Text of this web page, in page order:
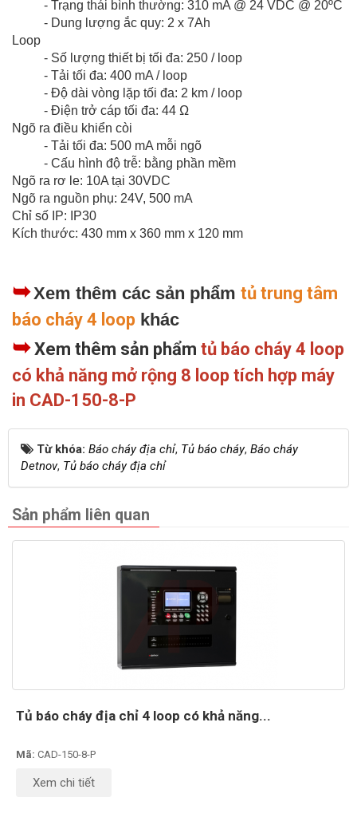
- Trạng thái bình thường: 310 mA @ 24 VDC @ 20ºC
- Dung lượng ắc quy: 2 x 7Ah
Loop
- Số lượng thiết bị tối đa: 250 / loop
- Tải tối đa: 400 mA / loop
- Độ dài vòng lặp tối đa: 2 km / loop
- Điện trở cáp tối đa: 44 Ω
Ngõ ra điều khiển còi
- Tải tối đa: 500 mA mỗi ngõ
- Cấu hình độ trễ: bằng phần mềm
Ngõ ra rơ le: 10A tại 30VDC
Ngõ ra nguồn phụ: 24V, 500 mA
Chỉ số IP: IP30
Kích thước: 430 mm x 360 mm x 120 mm
➥Xem thêm các sản phẩm tủ trung tâm
báo cháy 4 loop khác
➥Xem thêm sản phẩm tủ báo cháy 4 loop
có khả năng mở rộng 8 loop tích hợp máy
in CAD-150-8-P
Từ khóa: Báo cháy địa chỉ, Tủ báo cháy, Báo cháy
Detnov, Tủ báo cháy địa chỉ
Sản phẩm liên quan
Tủ báo cháy địa chỉ 4 loop có khả năng...
Mã: CAD-150-8-P
Xem chi tiết